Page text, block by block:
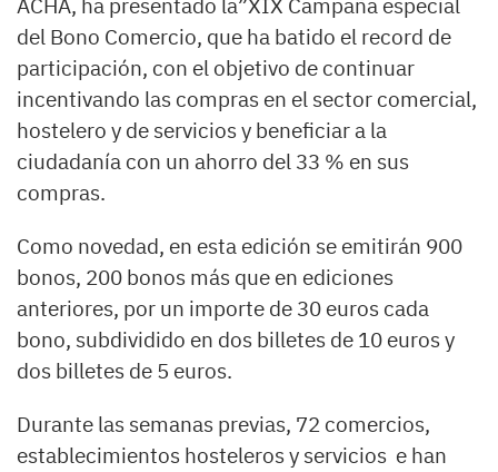
ACHA, ha presentado la”XIX Campaña especial
del Bono Comercio, que ha batido el record de
participación, con el objetivo de continuar
incentivando las compras en el sector comercial,
hostelero y de servicios y beneficiar a la
ciudadanía con un ahorro del 33 % en sus
compras.
Como novedad, en esta edición se emitirán 900
bonos, 200 bonos más que en ediciones
anteriores, por un importe de 30 euros cada
bono, subdividido en dos billetes de 10 euros y
dos billetes de 5 euros.
Durante las semanas previas, 72 comercios,
establecimientos hosteleros y servicios e han